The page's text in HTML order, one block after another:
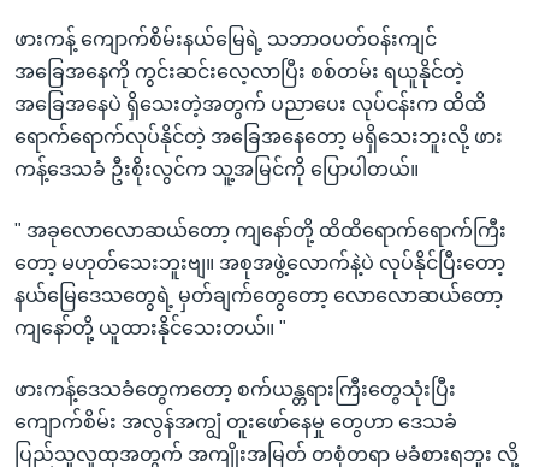
ဖားကန့် ကျောက်စိမ်းနယ်မြေရဲ့ သဘာဝပတ်ဝန်းကျင်
အခြေအနေကို ကွင်းဆင်းလေ့လာပြီး စစ်တမ်း ရယူနိုင်တဲ့
အခြေအနေပဲ ရှိသေးတဲ့အတွက် ပညာပေး လုပ်ငန်းက ထိထိ
ရောက်ရောက်လုပ်နိုင်တဲ့ အခြေအနေတော့ မရှိသေးဘူးလို့ ဖား
ကန့်ဒေသခံ ဦးစိုးလွင်က သူ့အမြင်ကို ပြောပါတယ်။
" အခုလောလောဆယ်တော့ ကျနော်တို့ ထိထိရောက်ရောက်ကြီး
တော့ မဟုတ်သေးဘူးဗျ။ အစုအဖွဲ့လောက်နဲ့ပဲ လုပ်နိုင်ပြီးတော့
နယ်မြေဒေသတွေရဲ့ မှတ်ချက်တွေတော့ လောလောဆယ်တော့
ကျနော်တို့ ယူထားနိုင်သေးတယ်။ "
ဖားကန့်ဒေသခံတွေကတော့ စက်ယန္တရားကြီးတွေသုံးပြီး
ကျောက်စိမ်း အလွန်အကျွံ တူးဖော်နေမှု တွေဟာ ဒေသခံ
ပြည်သူလူထုအတွက် အကျိုးအမြတ် တစုံတရာ မခံစားရဘူး လို့